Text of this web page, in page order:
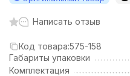
Написать отзыв
Код товара:575-158
Габариты упаковки
Комплектация